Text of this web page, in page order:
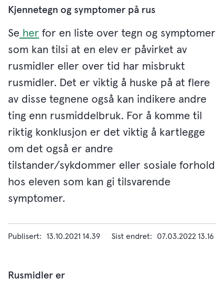
Kjennetegn og symptomer på rus
Se her for en liste over tegn og symptomer
som kan tilsi at en elev er påvirket av
rusmidler eller over tid har misbrukt
rusmidler. Det er viktig å huske på at flere
av disse tegnene også kan indikere andre
ting enn rusmiddelbruk. For å komme til
riktig konklusjon er det viktig å kartlegge
om det også er andre
tilstander/sykdommer eller sosiale forhold
hos eleven som kan gi tilsvarende
symptomer.
Publisert 13.10.2021 14.39 Sist endret 07.03.2022 13.16
Rusmidler er